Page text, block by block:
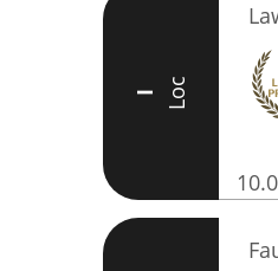
I Loc
10.0